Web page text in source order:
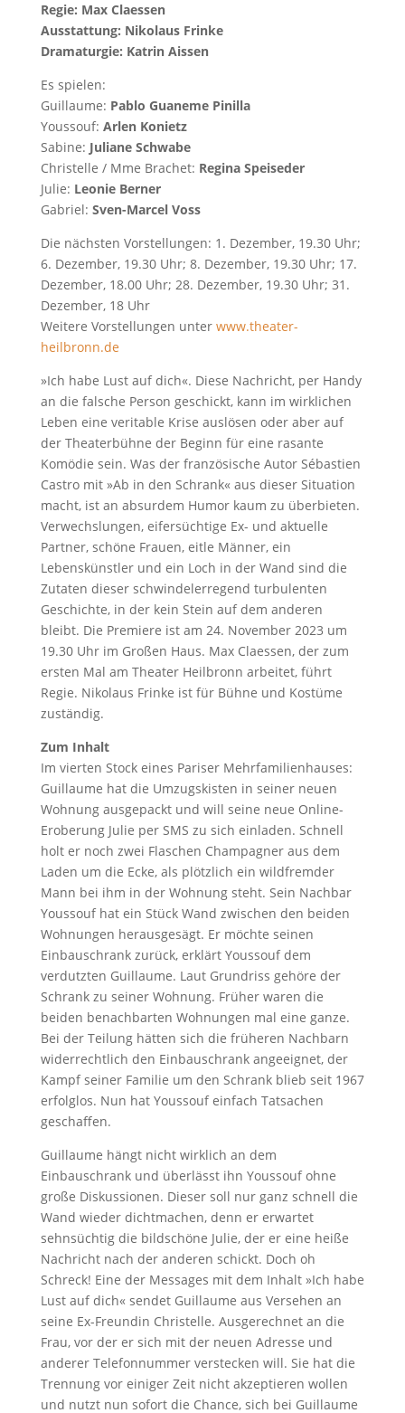
Regie: Max Claessen
Ausstattung: Nikolaus Frinke
Dramaturgie: Katrin Aissen
Es spielen:
Guillaume: Pablo Guaneme Pinilla
Youssouf: Arlen Konietz
Sabine: Juliane Schwabe
Christelle / Mme Brachet: Regina Speiseder
Julie: Leonie Berner
Gabriel: Sven-Marcel Voss
Die nächsten Vorstellungen: 1. Dezember, 19.30 Uhr;
6. Dezember, 19.30 Uhr; 8. Dezember, 19.30 Uhr; 17.
Dezember, 18.00 Uhr; 28. Dezember, 19.30 Uhr; 31.
Dezember, 18 Uhr
Weitere Vorstellungen unter www.theater-
heilbronn.de
»Ich habe Lust auf dich«. Diese Nachricht, per Handy
an die falsche Person geschickt, kann im wirklichen
Leben eine veritable Krise auslösen oder aber auf
der Theaterbühne der Beginn für eine rasante
Komödie sein. Was der französische Autor Sébastien
Castro mit »Ab in den Schrank« aus dieser Situation
macht, ist an absurdem Humor kaum zu überbieten.
Verwechslungen, eifersüchtige Ex- und aktuelle
Partner, schöne Frauen, eitle Männer, ein
Lebenskünstler und ein Loch in der Wand sind die
Zutaten dieser schwindelerregend turbulenten
Geschichte, in der kein Stein auf dem anderen
bleibt. Die Premiere ist am 24. November 2023 um
19.30 Uhr im Großen Haus. Max Claessen, der zum
ersten Mal am Theater Heilbronn arbeitet, führt
Regie. Nikolaus Frinke ist für Bühne und Kostüme
zuständig.
Zum Inhalt
Im vierten Stock eines Pariser Mehrfamilienhauses:
Guillaume hat die Umzugskisten in seiner neuen
Wohnung ausgepackt und will seine neue Online-
Eroberung Julie per SMS zu sich einladen. Schnell
holt er noch zwei Flaschen Champagner aus dem
Laden um die Ecke, als plötzlich ein wildfremder
Mann bei ihm in der Wohnung steht. Sein Nachbar
Youssouf hat ein Stück Wand zwischen den beiden
Wohnungen herausgesägt. Er möchte seinen
Einbauschrank zurück, erklärt Youssouf dem
verdutzten Guillaume. Laut Grundriss gehöre der
Schrank zu seiner Wohnung. Früher waren die
beiden benachbarten Wohnungen mal eine ganze.
Bei der Teilung hätten sich die früheren Nachbarn
widerrechtlich den Einbauschrank angeeignet, der
Kampf seiner Familie um den Schrank blieb seit 1967
erfolglos. Nun hat Youssouf einfach Tatsachen
geschaffen.
Guillaume hängt nicht wirklich an dem
Einbauschrank und überlässt ihn Youssouf ohne
große Diskussionen. Dieser soll nur ganz schnell die
Wand wieder dichtmachen, denn er erwartet
sehnsüchtig die bildschöne Julie, der er eine heiße
Nachricht nach der anderen schickt. Doch oh
Schreck! Eine der Messages mit dem Inhalt »Ich habe
Lust auf dich« sendet Guillaume aus Versehen an
seine Ex-Freundin Christelle. Ausgerechnet an die
Frau, vor der er sich mit der neuen Adresse und
anderer Telefonnummer verstecken will. Sie hat die
Trennung vor einiger Zeit nicht akzeptieren wollen
und nutzt nun sofort die Chance, sich bei Guillaume